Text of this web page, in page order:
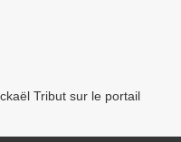
Tribut sur le portail